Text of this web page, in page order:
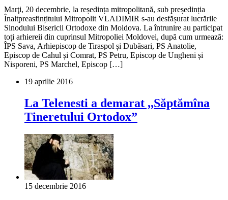
Marţi, 20 decembrie, la reședința mitropolitană, sub președinția
Înaltpreasfințitului Mitropolit VLADIMIR s-au desfășurat lucrările
Sinodului Bisericii Ortodoxe din Moldova. La întrunire au participat
toți arhiereii din cuprinsul Mitropoliei Moldovei, după cum urmează:
ÎPS Sava, Arhiepiscop de Tiraspol și Dubăsari, PS Anatolie,
Episcop de Cahul și Comrat, PS Petru, Episcop de Ungheni și
Nisporeni, PS Marchel, Episcop […]
19 aprilie 2016
La Telenesti a demarat ,,Săptămîna
Tineretului Ortodox”
15 decembrie 2016